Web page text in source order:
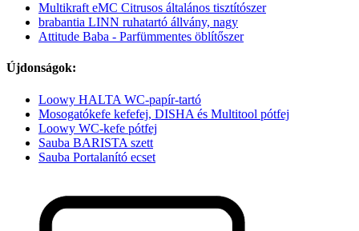
Multikraft eMC Citrusos általános tisztítószer
brabantia LINN ruhatartó állvány, nagy
Attitude Baba - Parfümmentes öblítőszer
Újdonságok:
Loowy HALTA WC-papír-tartó
Mosogatókefe kefefej, DISHA és Multitool pótfej
Loowy WC-kefe pótfej
Sauba BARISTA szett
Sauba Portalanító ecset